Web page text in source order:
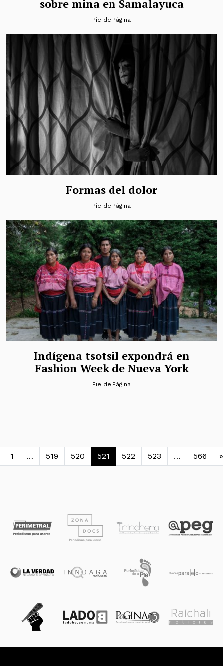
sobre mina en Samalayuca
Pie de Página
Formas del dolor
Pie de Página
Indígena tsotsil expondrá en
Fashion Week de Nueva York
Pie de Página
de entradas
1 … 519 520 521 522 523 … 566 »